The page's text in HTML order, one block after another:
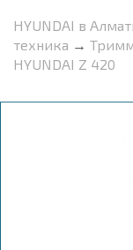
HYUNDAI в
техника →
HYUNDAI Z 420